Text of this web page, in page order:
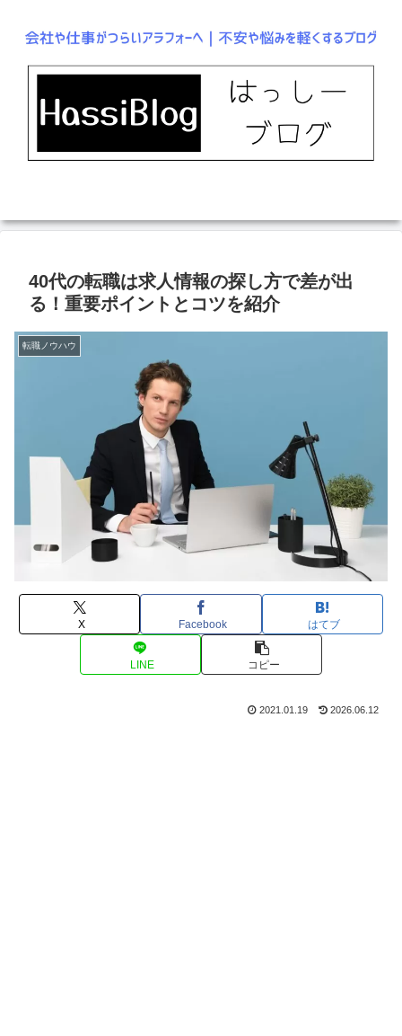
40代の転職は求人情報の探し方で差が出
る！重要ポイントとコツを紹介
転職ノウハウ
X Facebook はてブ
LINE コピー
2021.01.19 2026.06.12